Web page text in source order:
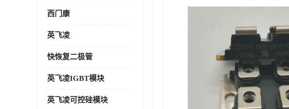
西门康
英飞凌
快恢复二极管
英飞凌IGBT模块
英飞凌可控硅模块